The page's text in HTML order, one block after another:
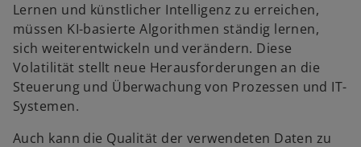
Lernen und künstlicher Intelligenz zu erreichen,
müssen KI-basierte Algorithmen ständig lernen,
sich weiterentwickeln und verändern. Diese
Volatilität stellt neue Herausforderungen an die
Steuerung und Überwachung von Prozessen und IT-
Systemen.
Auch kann die Qualität der verwendeten Daten zu